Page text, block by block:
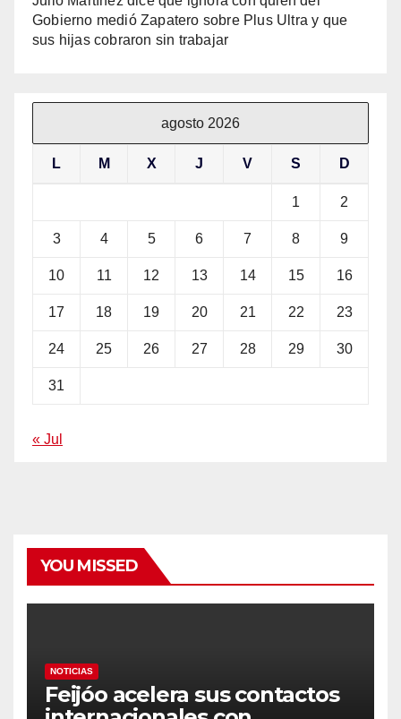
Gobierno medió Zapatero sobre Plus Ultra y que
sus hijas cobraron sin trabajar
agosto 2026
L M X J V S D
1 2
3 4 5 6 7 8 9
10 11 12 13 14 15 16
17 18 19 20 21 22 23
24 25 26 27 28 29 30
31
« Jul
YOU MISSED
NOTICIAS
Feijóo acelera sus contactos